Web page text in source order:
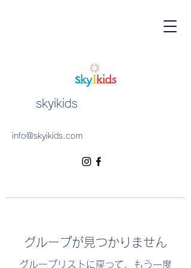
skyikids
info@skyikids.com
グループが見つかりません
グループリストに戻って、もう一度